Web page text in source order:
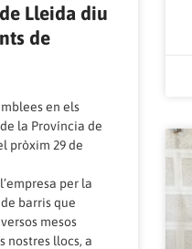
Lleida diu
de
en els
la Província de
pròxim 29 de
per la
barris que
mesos
nostres llocs, a